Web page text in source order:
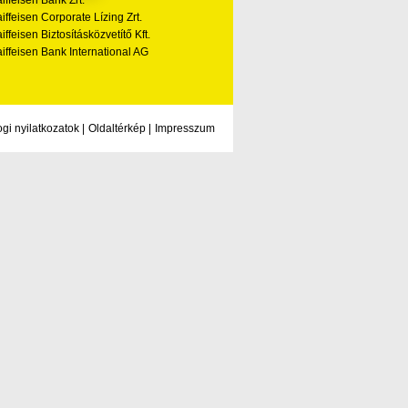
Corporate Lízing Zrt.
Biztosításközvetítő Kft.
Bank International AG
nyilatkozatok | Oldaltérkép | Impresszum